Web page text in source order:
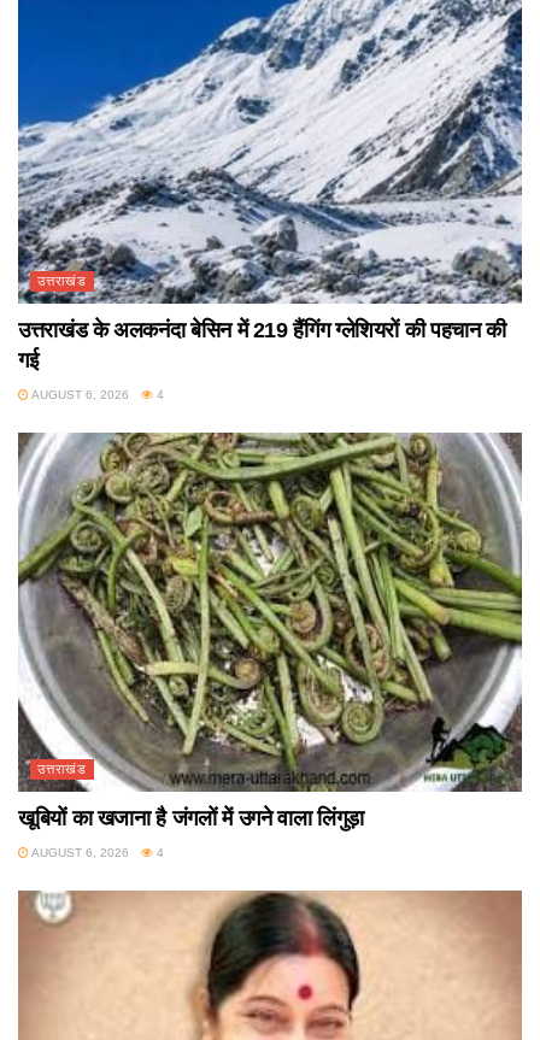
उत्तराखंड
उत्तराखंड के अलकनंदा बेसिन में 219 हैंगिंग ग्लेशियरों की पहचान की
गई
AUGUST 6, 2026 4
उत्तराखंड
खूबियों का खजाना है जंगलों में उगने वाला लिंगुड़ा
AUGUST 6, 2026 4